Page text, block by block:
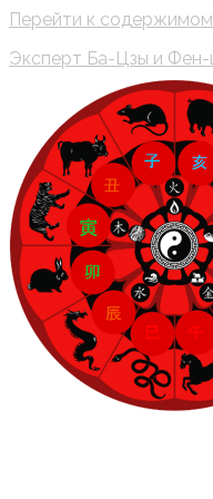
Перейти к
Эксперт Ба-Цзы и